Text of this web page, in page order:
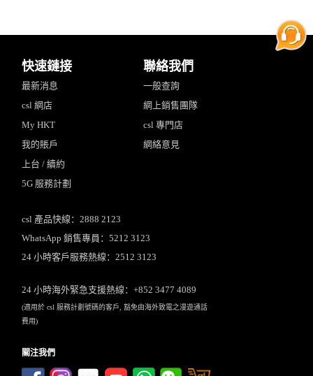
快速鏈接
最新消息
csl 網店
My HKT
我的賬戶
上台 / 續約
5G 服務計劃
聯絡我們
一般查詢
網上銷售團隊
csl 專門店
網絡意見
csl 產品快線：2888 2123
WhatsApp 銷售專員：5212 3123
24 小時客戶服務熱線：2512 3123
24 小時海外緊急支援熱線：+852 3477 4089
(適用於 csl 服務計劃號碼的客戶, 豁免由海外致電之漫遊通話
費用)
關注我們